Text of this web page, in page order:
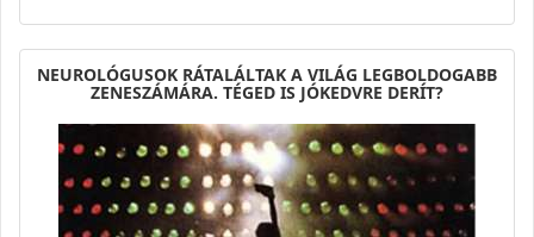
NEUROLÓGUSOK RÁTALÁLTAK A VILÁG LEGBOLDOGABB
ZENESZÁMÁRA. TÉGED IS JÓKEDVRE DERÍT?